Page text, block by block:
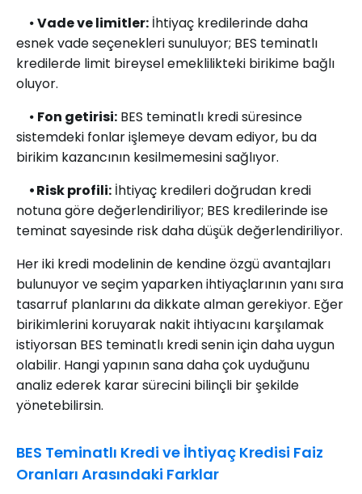
⦁Vade ve limitler: İhtiyaç kredilerinde daha
esnek vade seçenekleri sunuluyor; BES teminatlı
kredilerde limit bireysel emeklilikteki birikime bağlı
oluyor.
⦁ Fon getirisi: BES teminatlı kredi süresince
sistemdeki fonlar işlemeye devam ediyor, bu da
birikim kazancının kesilmemesini sağlıyor.
⦁ Risk profili: İhtiyaç kredileri doğrudan kredi
notuna göre değerlendiriliyor; BES kredilerinde ise
teminat sayesinde risk daha düşük değerlendiriliyor.
Her iki kredi modelinin de kendine özgü avantajları
bulunuyor ve seçim yaparken ihtiyaçlarının yanı sıra
tasarruf planlarını da dikkate alman gerekiyor. Eğer
birikimlerini koruyarak nakit ihtiyacını karşılamak
istiyorsan BES teminatlı kredi senin için daha uygun
olabilir. Hangi yapının sana daha çok uyduğunu
analiz ederek karar sürecini bilinçli bir şekilde
yönetebilirsin.
BES Teminatlı Kredi ve İhtiyaç Kredisi Faiz
Oranları Arasındaki Farklar